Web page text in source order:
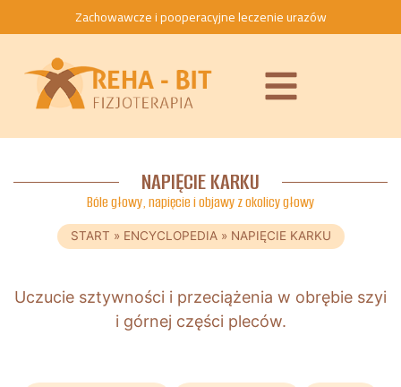
Zachowawcze i pooperacyjne leczenie urazów
NAPIĘCIE KARKU
Bóle głowy, napięcie i objawy z okolicy głowy
START » ENCYCLOPEDIA» NAPIĘCIE KARKU
Uczucie sztywności i przeciążenia w obrębie szyi
i górnej części pleców.